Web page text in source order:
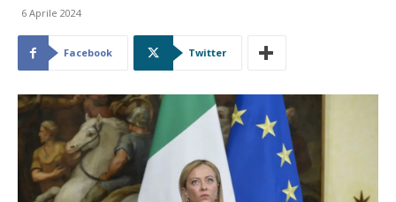
6 Aprile 2024
Facebook Twitter